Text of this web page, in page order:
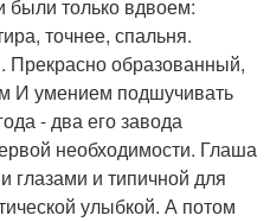
были только вдвоем:
точнее, спальня.
образованный,
И умением подшучивать
- два его завода
необходимости. Глаша
глазами и типичной для
улыбкой. А потом